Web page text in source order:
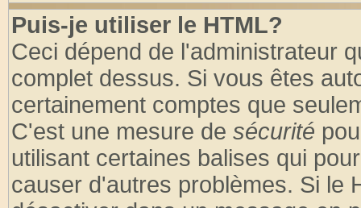
Puis-je utiliser le HTML?
Ceci dépend de l'administrateur
complet dessus. Si vous êtes
certainement comptes que
C'est une mesure de sécurité
utilisant certaines balises qui
causer d'autres problèmes. Si le